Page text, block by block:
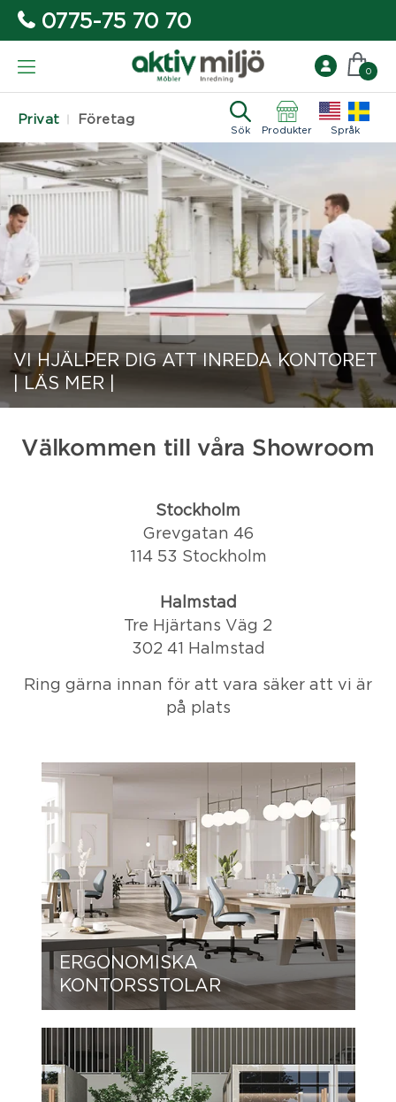
0775-75 70 70
Privat Företag
Sök Produkter Språk
0
Välkommen till våra Showroom
Stockholm
Grevgatan 46
114 53 Stockholm
Halmstad
Tre Hjärtans Väg 2
302 41 Halmstad
Ring gärna innan för att vara säker att vi är
på plats
VI HJÄLPER DIG ATT INREDA KONTORET
| LÄS MER |
ERGONOMISKA
KONTORSSTOLAR